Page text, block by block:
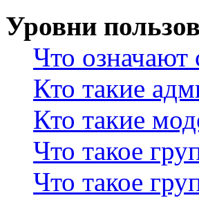
Уровни
Что означают
Кто такие
Кто такие
Что такое
Что такое